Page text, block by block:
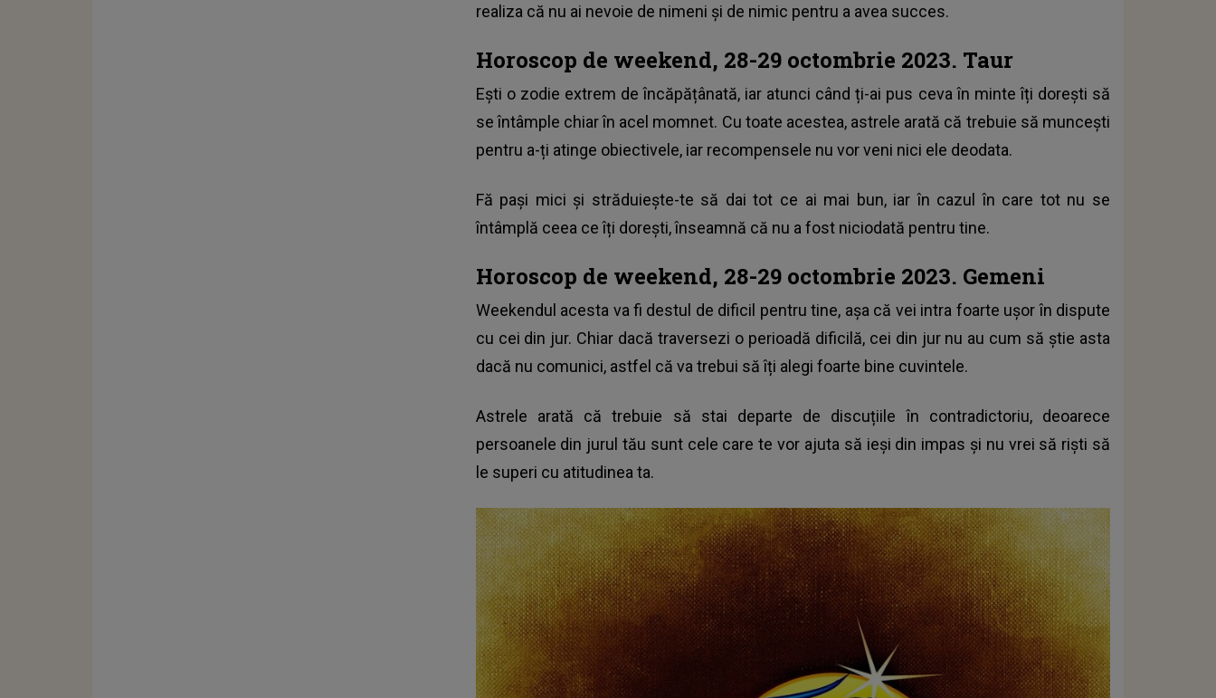
realiza că nu ai nevoie de nimeni și de nimic pentru a avea succes.
Horoscop de weekend, 28-29 octombrie 2023. Taur
Ești o zodie extrem de încăpățânată, iar atunci când ți-ai pus ceva în minte îți dorești să
se întâmple chiar în acel momnet. Cu toate acestea, astrele arată că trebuie să muncești
pentru a-ți atinge obiectivele, iar recompensele nu vor veni nici ele deodata.
Fă pași mici și străduiește-te să dai tot ce ai mai bun, iar în cazul în care tot nu se
întâmplă ceea ce îți dorești, înseamnă că nu a fost niciodată pentru tine.
Horoscop de weekend, 28-29 octombrie 2023. Gemeni
Weekendul acesta va fi destul de dificil pentru tine, așa că vei intra foarte ușor în dispute
cu cei din jur. Chiar dacă traversezi o perioadă dificilă, cei din jur nu au cum să știe asta
dacă nu comunici, astfel că va trebui să îți alegi foarte bine cuvintele.
Astrele arată că trebuie să stai departe de discuțiile în contradictoriu, deoarece
persoanele din jurul tău sunt cele care te vor ajuta să ieși din impas și nu vrei să riști să
le superi cu atitudinea ta.